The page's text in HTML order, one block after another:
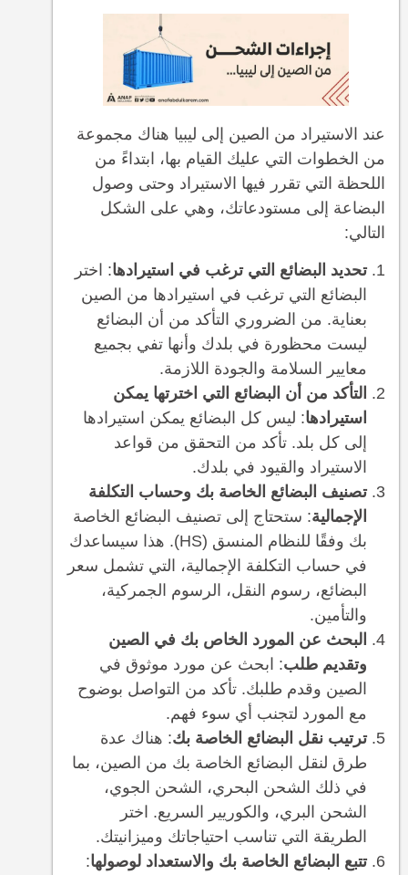
عند الاستيراد من الصين إلى ليبيا هناك مجموعة
من الخطوات التي عليك القيام بها، ابتداءً من
اللحظة التي تقرر فيها الاستيراد وحتى وصول
البضاعة إلى مستودعاتك، وهي على الشكل
التالي:
تحديد البضائع التي ترغب في استيرادها: اختر
البضائع التي ترغب في استيرادها من الصين
بعناية. من الضروري التأكد من أن البضائع
ليست محظورة في بلدك وأنها تفي بجميع
معايير السلامة والجودة اللازمة.
التأكد من أن البضائع التي اخترتها يمكن
استيرادها: ليس كل البضائع يمكن استيرادها
إلى كل بلد. تأكد من التحقق من قواعد
الاستيراد والقيود في بلدك.
تصنيف البضائع الخاصة بك وحساب التكلفة
الإجمالية: ستحتاج إلى تصنيف البضائع الخاصة
بك وفقًا للنظام المنسق (HS). هذا سيساعدك
في حساب التكلفة الإجمالية، التي تشمل سعر
البضائع، رسوم النقل، الرسوم الجمركية،
والتأمين.
البحث عن المورد الخاص بك في الصين
وتقديم طلب: ابحث عن مورد موثوق في
الصين وقدم طلبك. تأكد من التواصل بوضوح
مع المورد لتجنب أي سوء فهم.
ترتيب نقل البضائع الخاصة بك: هناك عدة
طرق لنقل البضائع الخاصة بك من الصين، بما
في ذلك الشحن البحري، الشحن الجوي،
الشحن البري، والكوريير السريع. اختر
الطريقة التي تناسب احتياجاتك وميزانيتك.
تتبع البضائع الخاصة بك والاستعداد لوصولها: